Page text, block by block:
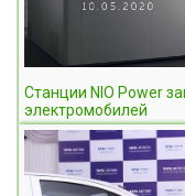
Станции NIO Power
электромобилей